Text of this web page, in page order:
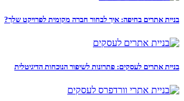
בניית אתרים בחיפה: איך לבחור חברה מקומית לפרויקט שלך?
בניית אתרים לעסקים: פתרונות לשיפור הנוכחות הדיגיטלית